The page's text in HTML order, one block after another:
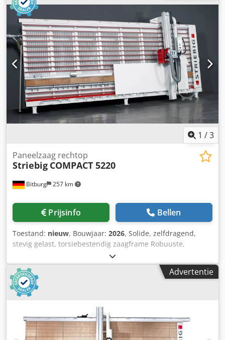
1 /3
Bitburg 257 km
Paneelzaag rechtop
Striebig COMPACT 5220
Prijsinfo Bellen
Toestand: nieuw, Bouwjaar: 2026, Solide, zelfdragend,
stevig gelast, torsiebestendig zaagframe Robuuste,
duurzame stalen zaagbalkconstructie Robuuste lagering
van de motorslede zorgt voor hoge zaagprecisie Krachtige,
trillingsarme motor van 3,9 kW (5,3 pk) TRK
stofafzuigsysteem Automatisch afbuigend aluminium
lattenframe met kunststof steunen Voorziening voor
wandmontage Kogelgelagerde steunrollen Verdeelde
middensteun op optimale werkhoogte, met aluminium
roosters Geïntegreerde houten steun voor kleine
Advertentie